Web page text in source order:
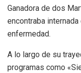
Ganadora de dos
encontraba
enfermedad.
A lo largo de su
programas como